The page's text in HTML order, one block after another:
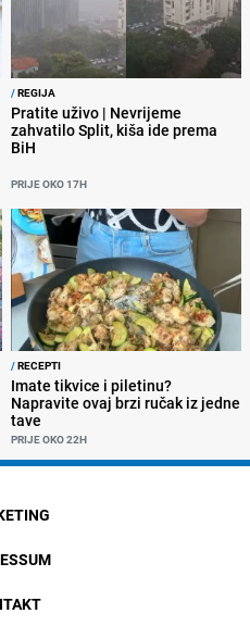
/REGIJA
Pratite uživo | Nevrijeme
zahvatilo Split, kiša ide prema
BiH
PRIJE OKO 17H
/RECEPTI
Imate tikvice i piletinu?
Napravite ovaj brzi ručak iz jedne
tave
PRIJE OKO 22H